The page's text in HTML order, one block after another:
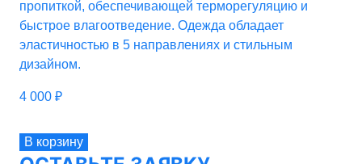
пропиткой, обеспечивающей терморегуляцию и
быстрое влагоотведение. Одежда обладает
эластичностью в 5 направлениях и стильным
дизайном.
4 000 ₽
В корзину